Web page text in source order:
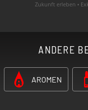
Zukunft erleben •
ANDERE
AROMEN